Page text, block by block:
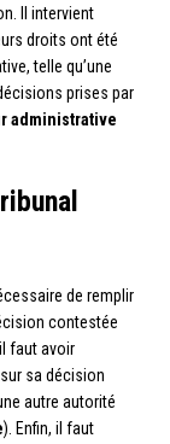
Il intervient
droits ont été
telle qu’une
prises par
administrative
de remplir
contestée
faut avoir
sa décision
autre autorité
). Enfin, il faut